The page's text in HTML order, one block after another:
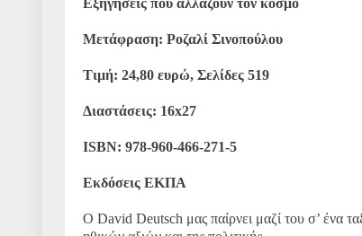
Μετάφραση: Ροζαλί Σινοπούλου
Τιμή: 24,80 ευρώ, Σελίδες 519
Διαστάσεις: 16x27
ISBN: 978‐960‐466‐271‐5
Εκδόσεις ΕΚΠΑ
Ο David Deutsch μας παίρνει μαζί του σ’ ένα